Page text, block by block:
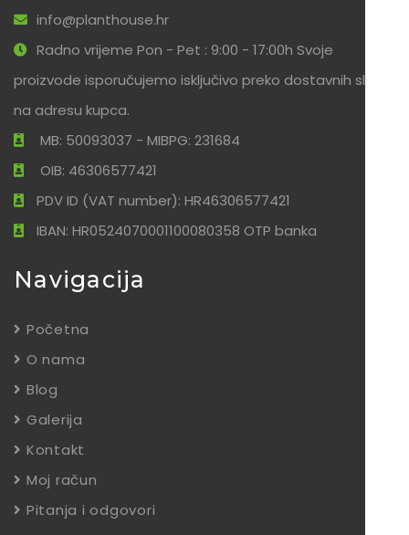
info@planthouse.hr
Radno vrijeme Pon - Pet : 9:00 - 17:00h Svoje
proizvode isporučujemo isključivo preko dostavnih službi
na adresu kupca.
MB: 50093037 - MIBPG: 231684
OIB: 46306577421
PDV ID (VAT number): HR46306577421
IBAN: HR0524070001100080358 OTP banka
Navigacija
Početna
O nama
Blog
Galerija
Kontakt
Moj račun
Pitanja i odgovori